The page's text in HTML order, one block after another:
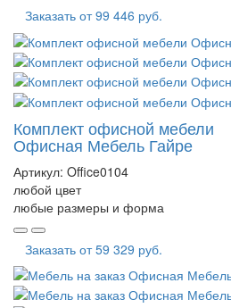
Заказать от99 446 руб.
Комплект офисной мебели
Офисная Мебель Гайре
Артикул: Office0104
любой цвет
любые размеры и форма
Заказать от59 329 руб.